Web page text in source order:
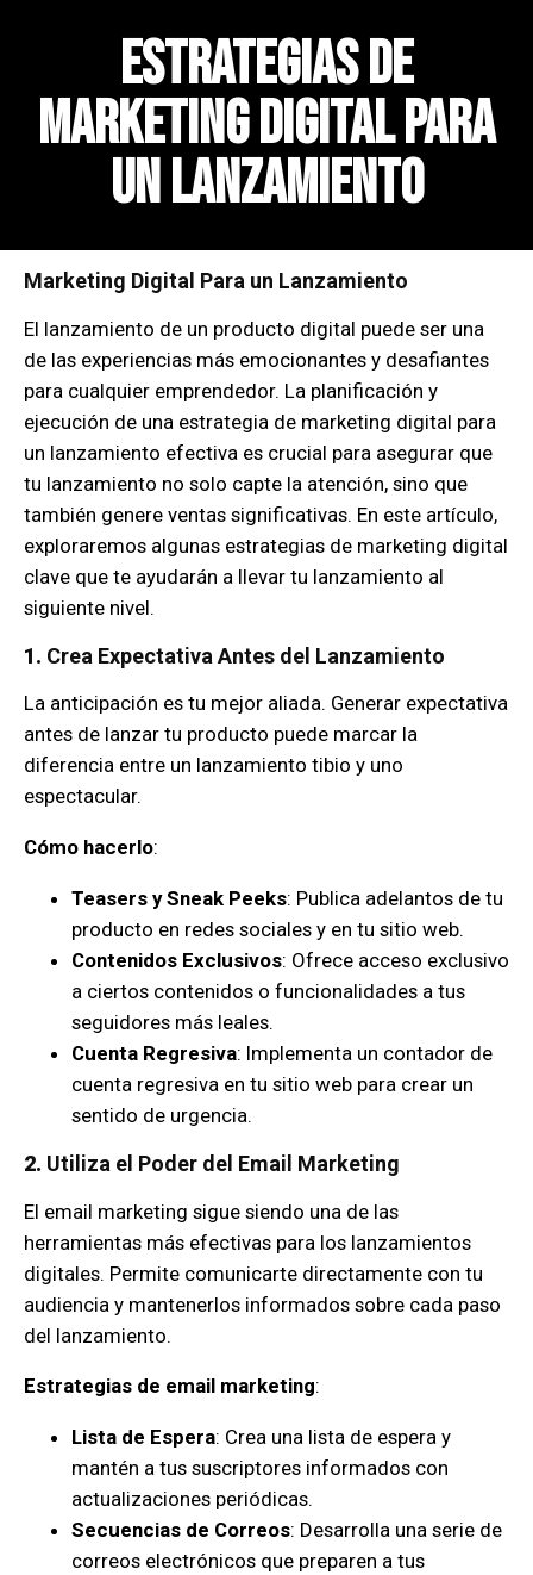
Estrategias de
Marketing Digital para
un Lanzamiento
Marketing Digital Para un Lanzamiento
El lanzamiento de un producto digital puede ser una
de las experiencias más emocionantes y desafiantes
para cualquier emprendedor. La planificación y
ejecución de una estrategia de marketing digital para
un lanzamiento efectiva es crucial para asegurar que
tu lanzamiento no solo capte la atención, sino que
también genere ventas significativas. En este artículo,
exploraremos algunas estrategias de marketing digital
clave que te ayudarán a llevar tu lanzamiento al
siguiente nivel.
1. Crea Expectativa Antes del Lanzamiento
La anticipación es tu mejor aliada. Generar expectativa
antes de lanzar tu producto puede marcar la
diferencia entre un lanzamiento tibio y uno
espectacular.
Cómo hacerlo:
Teasers y Sneak Peeks: Publica adelantos de tu
producto en redes sociales y en tu sitio web.
Contenidos Exclusivos: Ofrece acceso exclusivo
a ciertos contenidos o funcionalidades a tus
seguidores más leales.
Cuenta Regresiva: Implementa un contador de
cuenta regresiva en tu sitio web para crear un
sentido de urgencia.
2. Utiliza el Poder del Email Marketing
El email marketing sigue siendo una de las
herramientas más efectivas para los lanzamientos
digitales. Permite comunicarte directamente con tu
audiencia y mantenerlos informados sobre cada paso
del lanzamiento.
Estrategias de email marketing:
Lista de Espera: Crea una lista de espera y
mantén a tus suscriptores informados con
actualizaciones periódicas.
Secuencias de Correos: Desarrolla una serie de
correos electrónicos que preparen a tus